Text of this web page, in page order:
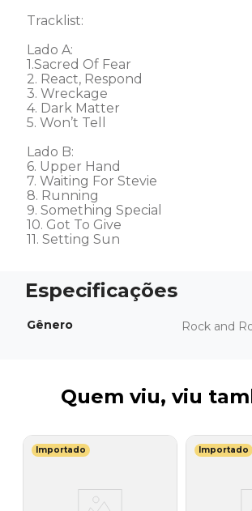
Tracklist:
Lado A:
1.Sacred Of Fear
2. React, Respond
3. Wreckage
4. Dark Matter
5. Won’t Tell
Lado B:
6. Upper Hand
7. Waiting For Stevie
8. Running
9. Something Special
10. Got To Give
11. Setting Sun
Gênero Rock and
Quem viu, viu
Importado Importado